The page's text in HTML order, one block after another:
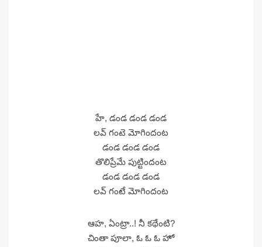
హే, డండ డండ డండ
లవ్ గంటె మోగిందంట
డండ డండ డండ
తొలిప్రేమే పుట్టిందంట
డండ డండ డండ
లవ్ గంటే మోగిందంట
ఆహ, ఏంట్రా..! నీ కథేంటి?
చింతా పూలా, ఓ ఓ ఓ హో